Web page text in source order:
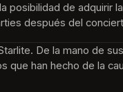
posibilidad de adquirir
después del
De la mano de
que han hecho de la